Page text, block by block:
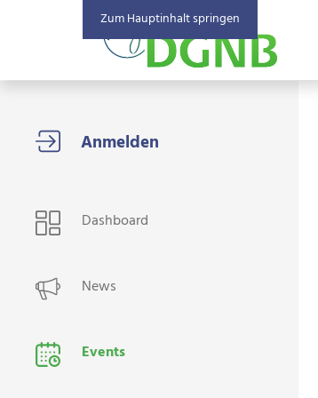
Zum Hauptinhalt springen
USER NAVIGATION
Dashboard
News
Events